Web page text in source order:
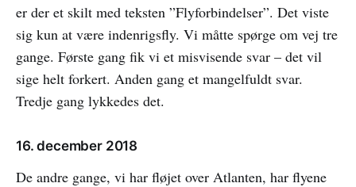
er der et skilt med teksten ”Flyforbindelser”. Det viste
sig kun at være indenrigsfly. Vi måtte spørge om vej tre
gange. Første gang fik vi et misvisende svar – det vil
sige helt forkert. Anden gang et mangelfuldt svar.
Tredje gang lykkedes det.
16. december 2018
De andre gange, vi har fløjet over Atlanten, har flyene